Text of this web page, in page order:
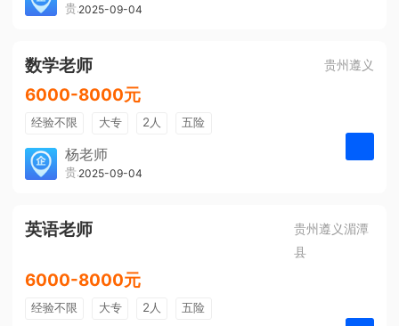
免费培训
包住宿
贵州大美前程文化发展有限公司
2025-09-04
数学老师 贵州遵义
6000-8000元
经验不限 大专 2人
五险
带薪年假
年终奖
免费培训
包住宿
杨老师
贵州大美前程文化发展有限公司
2025-09-04
英语老师
贵州遵义湄潭
县
6000-8000元
经验不限 大专 2人
五险